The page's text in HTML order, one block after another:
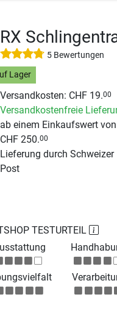
5 Bewertungen
Lager
Versandkosten: CHF 19.00
Versandkostenfreie
ab einem Einkaufswert von
CHF 250.00
Lieferung durch Schweizer
Post
TESTURTEIL